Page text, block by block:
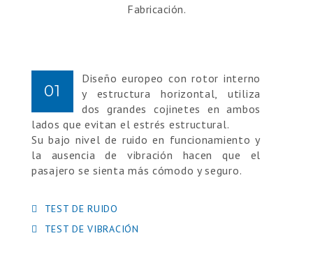
Fabricación.
01
Diseño europeo con rotor interno
y estructura horizontal, utiliza
dos grandes cojinetes en ambos
lados que evitan el estrés estructural.
Su bajo nivel de ruido en funcionamiento y
la ausencia de vibración hacen que el
pasajero se sienta más cómodo y seguro.
TEST DE RUIDO
TEST DE VIBRACIÓN